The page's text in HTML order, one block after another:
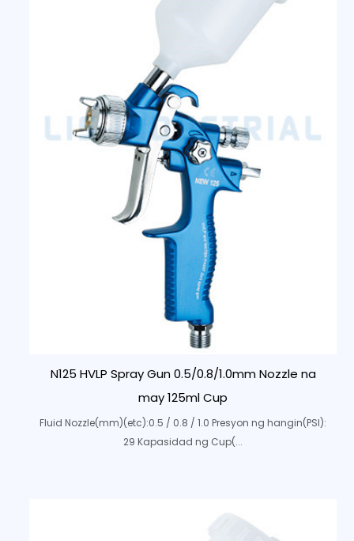
N125 HVLP Spray Gun 0.5/0.8/1.0mm Nozzle na
may 125ml Cup
Fluid Nozzle(mm)(etc):0.5 / 0.8 / 1.0 Presyon ng hangin(PSI):
29 Kapasidad ng Cup(...